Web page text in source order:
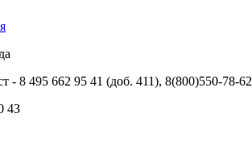
- 8 495 662 95 41 (доб. 411), 8(800)550-78-62
43